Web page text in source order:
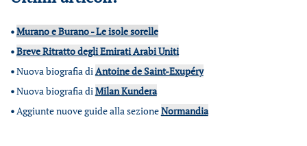
•Murano e Burano - Le isole sorelle
•Breve Ritratto degli Emirati Arabi Uniti
•Nuova biografia diAntoine de Saint-Exupéry
•Nuova biografia diMilan Kundera
•Aggiunte nuove guide alla sezioneNormandia